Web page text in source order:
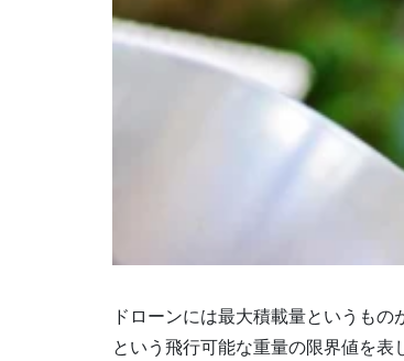
ドローンには最大積載量というも
という飛行可能な重量の限界値を表